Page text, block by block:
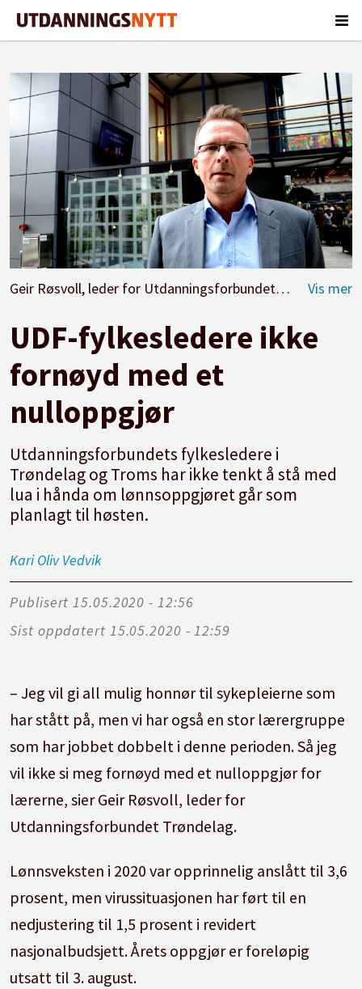
Geir Røsvoll, leder for Utdanningsforbundet Trøndelag.
UDF-fylkesledere ikke
fornøyd med et
nulloppgjør
Utdanningsforbundets fylkesledere i
Trøndelag og Troms har ikke tenkt å stå med
lua i hånda om lønnsoppgjøret går som
planlagt til høsten.
Kari Oliv Vedvik
Publisert
15.05.2020 - 12:56
Sist oppdatert
15.05.2020 - 12:59
– Jeg vil gi all mulig honnør til sykepleierne som
har stått på, men vi har også en stor lærergruppe
som har jobbet dobbelt i denne perioden. Så jeg
vil ikke si meg fornøyd med et nulloppgjør for
lærerne, sier Geir Røsvoll, leder for
Utdanningsforbundet Trøndelag.
Lønnsveksten i 2020 var opprinnelig anslått til 3,6
prosent, men virussituasjonen har ført til en
nedjustering til 1,5 prosent i revidert
nasjonalbudsjett. Årets oppgjør er foreløpig
utsatt til 3. august.